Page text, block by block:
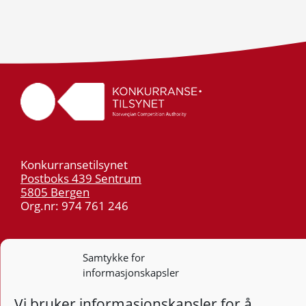
Samtykke for
informasjonskapsler
Konkurransetilsynet
Postboks 439 Sentrum
5805 Bergen
Org.nr: 974 761 246
Telefon:55 59 75 00
post@kt.no
Nyhetsvarsel >>